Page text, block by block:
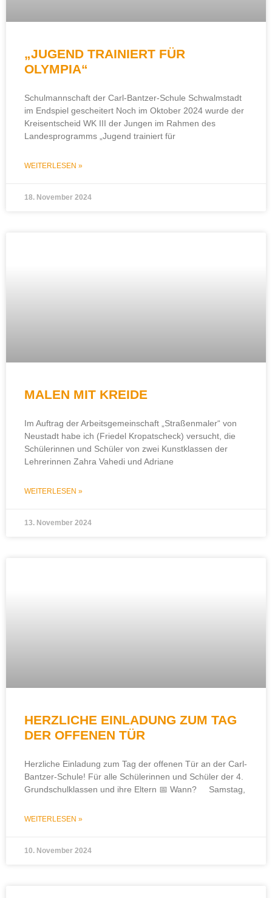
„JUGEND TRAINIERT FÜR
OLYMPIA“
Schulmannschaft der Carl-Bantzer-Schule Schwalmstadt
im Endspiel gescheitert Noch im Oktober 2024 wurde der
Kreisentscheid WK III der Jungen im Rahmen des
Landesprogramms „Jugend trainiert für
WEITERLESEN »
18. November 2024
MALEN MIT KREIDE
Im Auftrag der Arbeitsgemeinschaft „Straßenmaler“ von
Neustadt habe ich (Friedel Kropatscheck) versucht, die
Schülerinnen und Schüler von zwei Kunstklassen der
Lehrerinnen Zahra Vahedi und Adriane
WEITERLESEN »
13. November 2024
HERZLICHE EINLADUNG ZUM TAG
DER OFFENEN TÜR
Herzliche Einladung zum Tag der offenen Tür an der Carl-
Bantzer-Schule! Für alle Schülerinnen und Schüler der 4.
Grundschulklassen und ihre Eltern 📅 Wann? Samstag,
WEITERLESEN »
10. November 2024